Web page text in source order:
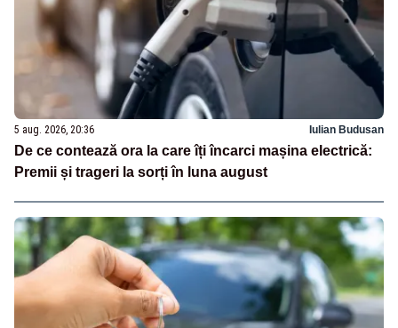
5 aug. 2026, 20:36 Iulian Budusan
De ce contează ora la care îți încarci mașina electrică:
Premii și trageri la sorți în luna august